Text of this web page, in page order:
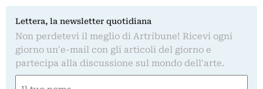
Lettera, la newsletter quotidiana
Non perdetevi il meglio di Artribune! Ricevi ogni
giorno un'e-mail con gli articoli del giorno e
partecipa alla discussione sul mondo dell'arte.